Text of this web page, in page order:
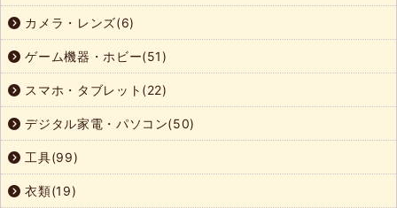
カメラ・レンズ(6)
ゲーム機器・ホビー(51)
スマホ・タブレット(22)
デジタル家電・パソコン(50)
工具(99)
衣類(19)